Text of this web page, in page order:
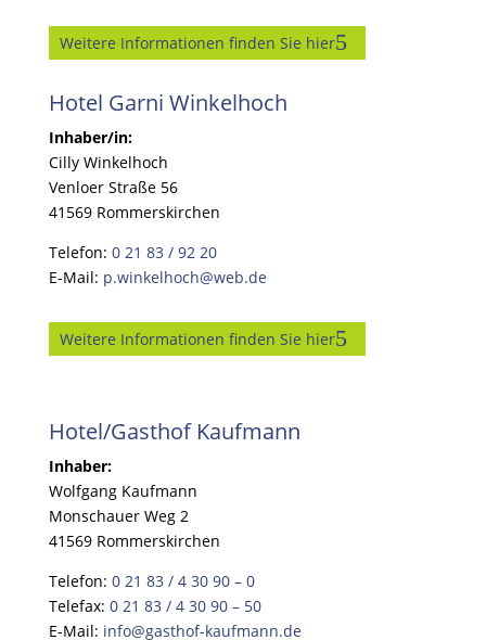
Weitere Informationen finden Sie hier
Hotel Garni Winkelhoch
Inhaber/in:
Cilly Winkelhoch
Venloer Straße 56
41569 Rommerskirchen
Telefon: 0 21 83 / 92 20
E-Mail: p.winkelhoch@web.de
Weitere Informationen finden Sie hier
Hotel/Gasthof Kaufmann
Inhaber:
Wolfgang Kaufmann
Monschauer Weg 2
41569 Rommerskirchen
Telefon: 0 21 83 / 4 30 90 – 0
Telefax: 0 21 83 / 4 30 90 – 50
E-Mail: info@gasthof-kaufmann.de